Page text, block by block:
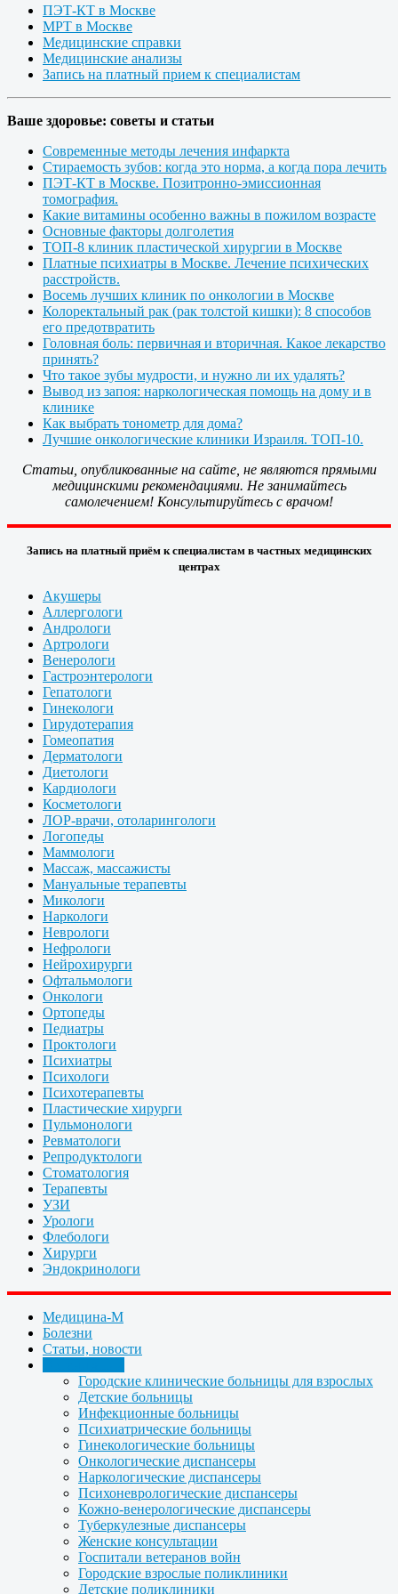
ПЭТ-КТ в Москве
МРТ в Москве
Медицинские справки
Медицинские анализы
Запись на платный прием к специалистам
Ваше здоровье: советы и статьи
Современные методы лечения инфаркта
Стираемость зубов: когда это норма, а когда пора лечить
ПЭТ-КТ в Москве. Позитронно-эмиссионная
томография.
Какие витамины особенно важны в пожилом возрасте
Основные факторы долголетия
ТОП-8 клиник пластической хирургии в Москве
Платные психиатры в Москве. Лечение психических
расстройств.
Восемь лучших клиник по онкологии в Москве
Колоректальный рак (рак толстой кишки): 8 способов
его предотвратить
Головная боль: первичная и вторичная. Какое лекарство
принять?
Что такое зубы мудрости, и нужно ли их удалять?
Вывод из запоя: наркологическая помощь на дому и в
клинике
Как выбрать тонометр для дома?
Лучшие онкологические клиники Израиля. ТОП-10.
Статьи, опубликованные на сайте, не являются прямыми
медицинскими рекомендациями. Не занимайтесь
самолечением! Консультируйтесь с врачом!
Запись на платный приём к специалистам в частных медицинских
центрах
Акушеры
Аллергологи
Андрологи
Артрологи
Венерологи
Гастроэнтерологи
Гепатологи
Гинекологи
Гирудотерапия
Гомеопатия
Дерматологи
Диетологи
Кардиологи
Косметологи
ЛОР-врачи, отоларингологи
Логопеды
Маммологи
Массаж, массажисты
Мануальные терапевты
Микологи
Наркологи
Неврологи
Нефрологи
Нейрохирурги
Офтальмологи
Онкологи
Ортопеды
Педиатры
Проктологи
Психиатры
Психологи
Психотерапевты
Пластические хирурги
Пульмонологи
Ревматологи
Репродуктологи
Стоматология
Терапевты
УЗИ
Урологи
Флебологи
Хирурги
Эндокринологи
Медицина-М
Болезни
Статьи, новости
Городские клинические больницы для взрослых
Детские больницы
Инфекционные больницы
Психиатрические больницы
Гинекологические больницы
Онкологические диспансеры
Наркологические диспансеры
Психоневрологические диспансеры
Кожно-венерологические диспансеры
Туберкулезные диспансеры
Женские консультации
Госпитали ветеранов войн
Городские взрослые поликлиники
Детские поликлиники